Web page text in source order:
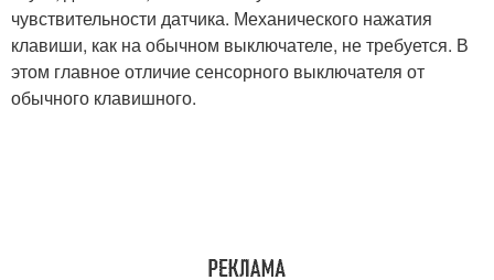
Хлопковый
выключатель
Выключатели в жилых
помещениях
чувствительности датчика. Механического нажатия
клавиши, как на обычном выключателе, не требуется. В
этом главное отличие сенсорного выключателя от
обычного клавишного.